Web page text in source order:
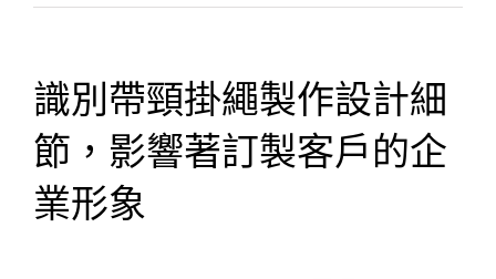
識別帶頸掛繩製作設計細
節，影響著訂製客戶的企
業形象